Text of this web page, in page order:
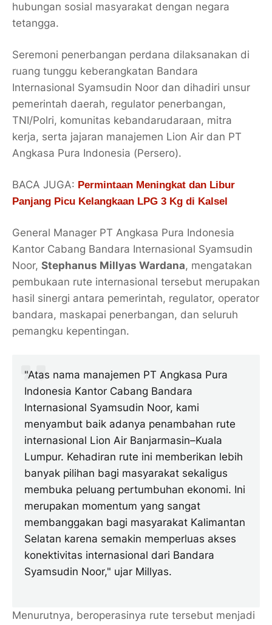
hubungan sosial masyarakat dengan negara
tetangga.
Seremoni penerbangan perdana dilaksanakan di
ruang tunggu keberangkatan Bandara
Internasional Syamsudin Noor dan dihadiri unsur
pemerintah daerah, regulator penerbangan,
TNI/Polri, komunitas kebandarudaraan, mitra
kerja, serta jajaran manajemen Lion Air dan PT
Angkasa Pura Indonesia (Persero).
BACA JUGA: Permintaan Meningkat dan Libur
Panjang Picu Kelangkaan LPG 3 Kg di Kalsel
General Manager PT Angkasa Pura Indonesia
Kantor Cabang Bandara Internasional Syamsudin
Noor, Stephanus Millyas Wardana, mengatakan
pembukaan rute internasional tersebut merupakan
hasil sinergi antara pemerintah, regulator, operator
bandara, maskapai penerbangan, dan seluruh
pemangku kepentingan.
"Atas nama manajemen PT Angkasa Pura
Indonesia Kantor Cabang Bandara
Internasional Syamsudin Noor, kami
menyambut baik adanya penambahan rute
internasional Lion Air Banjarmasin–Kuala
Lumpur. Kehadiran rute ini memberikan lebih
banyak pilihan bagi masyarakat sekaligus
membuka peluang pertumbuhan ekonomi. Ini
merupakan momentum yang sangat
membanggakan bagi masyarakat Kalimantan
Selatan karena semakin memperluas akses
konektivitas internasional dari Bandara
Syamsudin Noor," ujar Millyas.
Menurutnya, beroperasinya rute tersebut menjadi